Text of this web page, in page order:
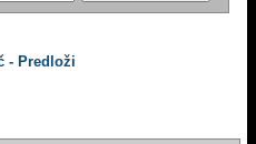
- Predloži